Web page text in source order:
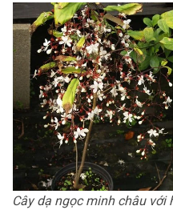
Cây dạ ngọc minh châu với